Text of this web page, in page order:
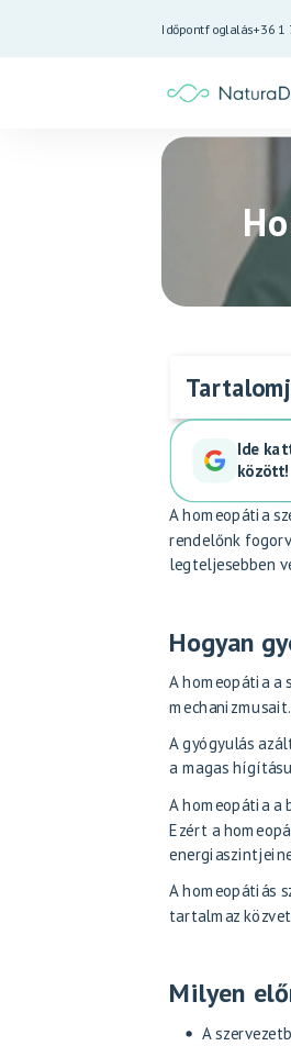
Időpontfoglalás+36 1
Ide
között!
A homeopátia
rendelőnk
legteljesebben
Hogyan
A homeopátia a
A gyógyulás
a magas
A homeopátia a
Ezért a
A homeopátiás
tartalmaz
Milyen
A